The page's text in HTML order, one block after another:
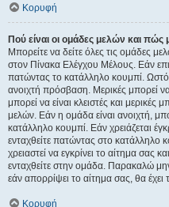
Κορυφή
Πού είναι οι ομάδες μελών και
Μπορείτε να δείτε όλες τις ομάδες
στον Πίνακα Ελέγχου Μέλους. Εάν
πατώντας το κατάλληλο κουμπί.
ανοιχτή πρόσβαση. Μερικές μπορεί να
μπορεί να είναι κλειστές και μερικές
μελών. Εάν η ομάδα είναι ανοιχτή,
κατάλληλο κουμπί. Εάν χρειάζεται
ενταχθείτε πατώντας στο
χρειαστεί να εγκρίνει το αίτημα σας
ενταχθείτε στην ομάδα. Παρακαλώ
εάν απορρίψει το αίτημα σας, θα
Κορυφή